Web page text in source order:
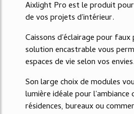
Aixlight Pro est le produit
de vos projets d'intérieur.
Caissons d'éclairage pour
solution encastrable vous
espaces de vie selon vos envies.
Son large choix de modules
lumière idéale pour l'ambiance
résidences, bureaux ou